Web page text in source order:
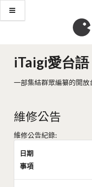
iTaigi愛台語
一部集結群眾編纂的開放
維修公告
維修公告紀錄:
日期
事項